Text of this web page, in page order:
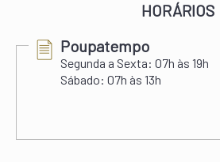
HORÁRIOS
Poupatempo
Segunda a Sexta: 07h às 19h
Sábado: 07h às 13h